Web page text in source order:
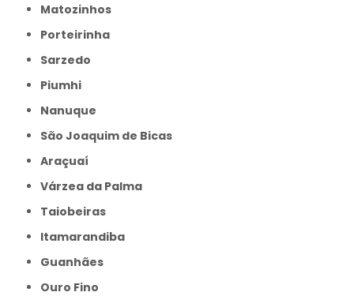
Matozinhos
Porteirinha
Sarzedo
Piumhi
Nanuque
São Joaquim de Bicas
Araçuaí
Várzea da Palma
Taiobeiras
Itamarandiba
Guanhães
Ouro Fino